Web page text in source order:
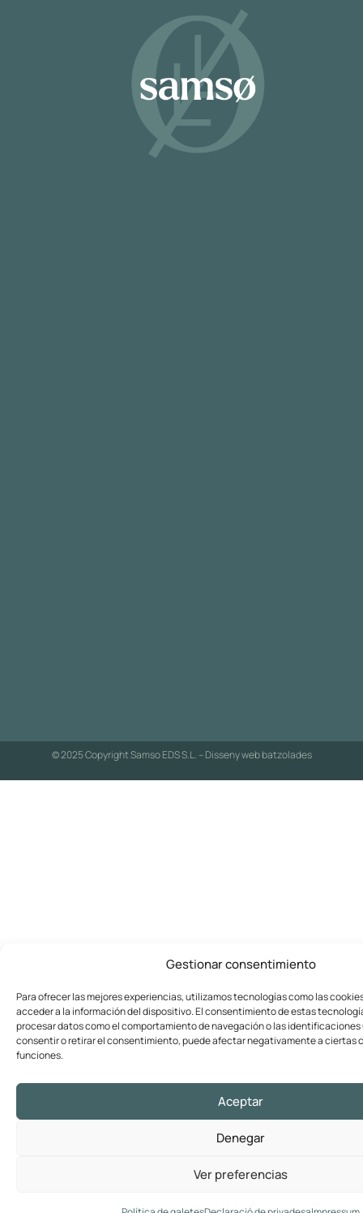
Gestionar consentimiento
Para ofrecer las mejores experiencias, utilizamos tecnologías como las
acceder a la información del dispositivo. El consentimiento de estas
procesar datos como el comportamiento de navegación o las identificaciones
consentir o retirar el consentimiento, puede afectar negativamente a ciertas
funciones.
Aceptar
Denegar
Ver preferencias
© 2025 Copyright Samso EDS S.L. – Disseny webbatzolades